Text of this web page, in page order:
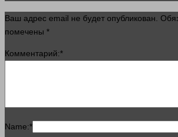
Ваш адрес email не будет опубликован.
помечены *
Комментарий:*
Name:*